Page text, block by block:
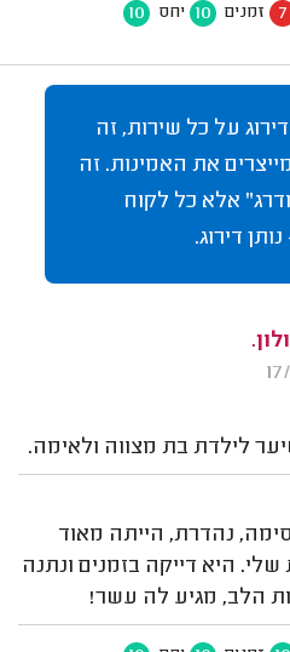
7 זמנים 10 יחס 10
על כל שירות, זה
את האמינות. זה
אלא כל לקוח
דירוג.
לילדת בת מצווה ולאימה.
נהדרת, הייתה מאוד
היא דייקה בזמנים ונתנה
הלב, מגיע לה עשר!